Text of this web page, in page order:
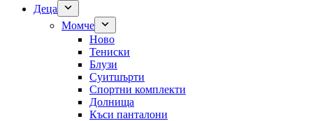
Деца
Момче
Ново
Тениски
Блузи
Суитшърти
Спортни комплекти
Долнища
Къси панталони